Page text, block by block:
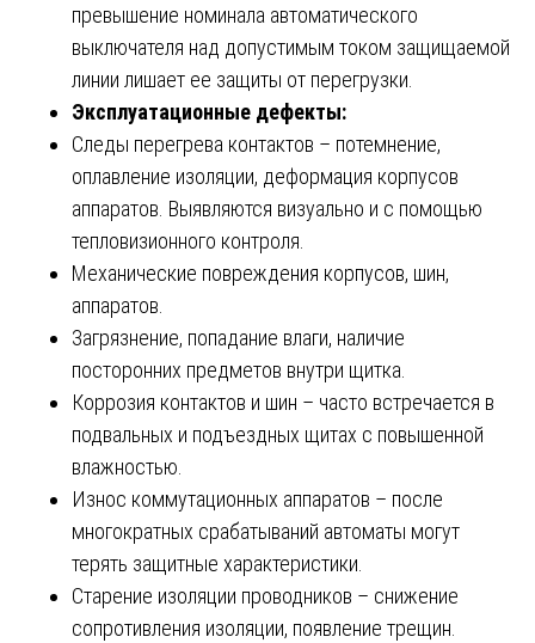
превышение номинала автоматического
выключателя над допустимым током защищаемой
линии лишает ее защиты от перегрузки.
Эксплуатационные дефекты:
Следы перегрева контактов – потемнение,
оплавление изоляции, деформация корпусов
аппаратов. Выявляются визуально и с помощью
тепловизионного контроля.
Механические повреждения корпусов, шин,
аппаратов.
Загрязнение, попадание влаги, наличие
посторонних предметов внутри щитка.
Коррозия контактов и шин – часто встречается в
подвальных и подъездных щитах с повышенной
влажностью.
Износ коммутационных аппаратов – после
многократных срабатываний автоматы могут
терять защитные характеристики.
Старение изоляции проводников – снижение
сопротивления изоляции, появление трещин.